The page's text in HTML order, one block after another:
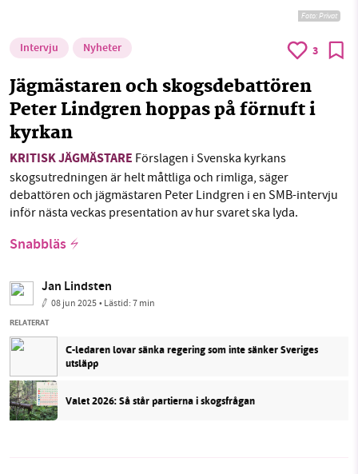
Foto: Privat
Intervju Nyheter 3
Jägmästaren och skogsdebattören
Peter Lindgren hoppas på förnuft i
kyrkan
KRITISK JÄGMÄSTARE Förslagen i Svenska kyrkans
skogsutredningen är helt måttliga och rimliga, säger
debattören och jägmästaren Peter Lindgren i en SMB-intervju
inför nästa veckas presentation av hur svaret ska lyda.
Snabbläs
Jan Lindsten
08 jun 2025• Lästid:7 min
RELATERAT
C-ledaren lovar sänka regering som inte sänker Sveriges
utsläpp
Valet 2026: Så står partierna i skogsfrågan